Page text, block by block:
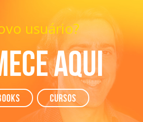
usuário?
aqui
Cursos